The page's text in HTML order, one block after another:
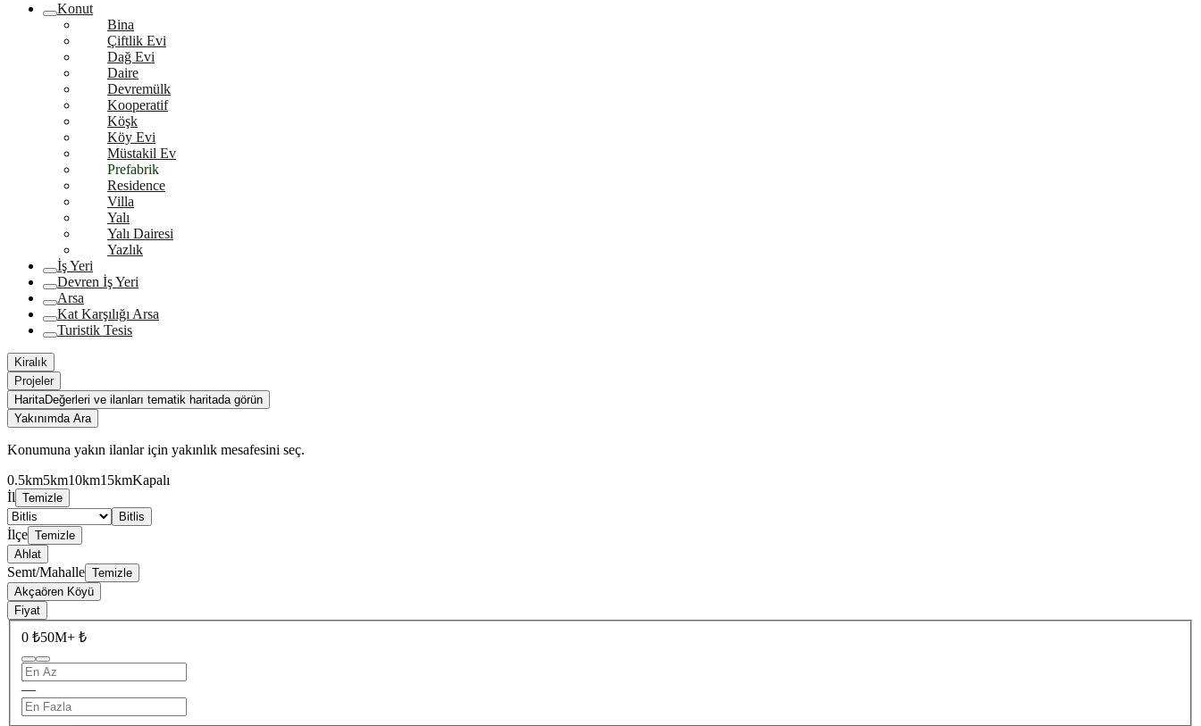
Konut
Bina
Çiftlik Evi
Dağ Evi
Daire
Devremülk
Kooperatif
Köşk
Köy Evi
Müstakil Ev
Prefabrik
Residence
Villa
Yalı
Yalı Dairesi
Yazlık
İş Yeri
Devren İş Yeri
Arsa
Kat Karşılığı Arsa
Turistik Tesis
Kiralık
Projeler
HaritaDeğerleri ve ilanları tematik haritada görün
Yakınımda Ara
Konumuna yakın ilanlar için yakınlık mesafesini seç.
0.5km5km10km15kmKapalı
İl Temizle
Bitlis
İlçe Temizle
Ahlat
Semt/Mahalle Temizle
Akçaören Köyü
Fiyat
0 ₺50M+ ₺
—